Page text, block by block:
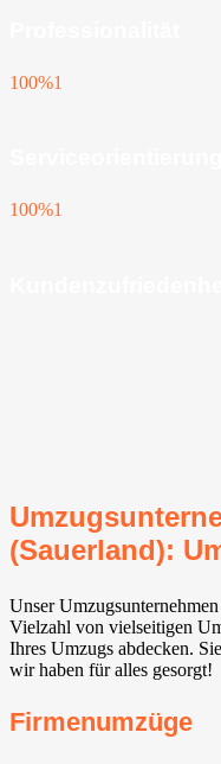
100%1
100%1
(Sauerland):
Unser
Vielzahl von vielseitigen
Ihres Umzugs abdecken.
wir haben für alles gesorgt!
Firmenumzüge